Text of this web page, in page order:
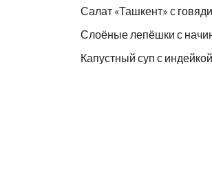
Салат «Ташкент» с
Слоёные лепёшки с
Капустный суп с